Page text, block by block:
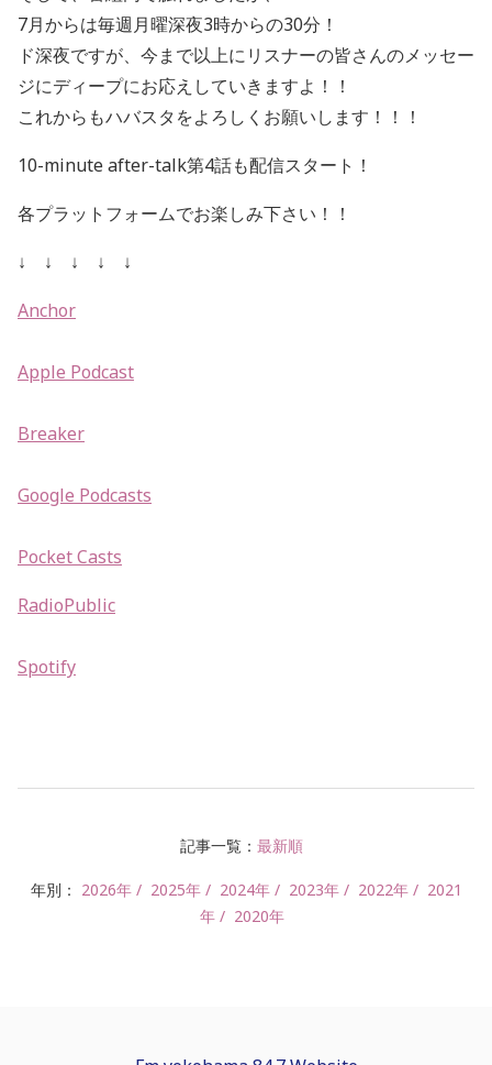
7月からは毎週月曜深夜3時からの30分！
ド深夜ですが、今まで以上にリスナーの皆さんのメッセー
ジにディープにお応えしていきますよ！！
これからもハバスタをよろしくお願いします！！！
10-minute after-talk第4話も配信スタート！
各プラットフォームでお楽しみ下さい！！
↓ ↓ ↓ ↓ ↓
Anchor
Apple Podcast
Breaker
Google Podcasts
Pocket Casts
RadioPublic
Spotify
記事一覧： 最新順
年別： 2026年 2025年 2024年 2023年 2022年
2021
年
2020年